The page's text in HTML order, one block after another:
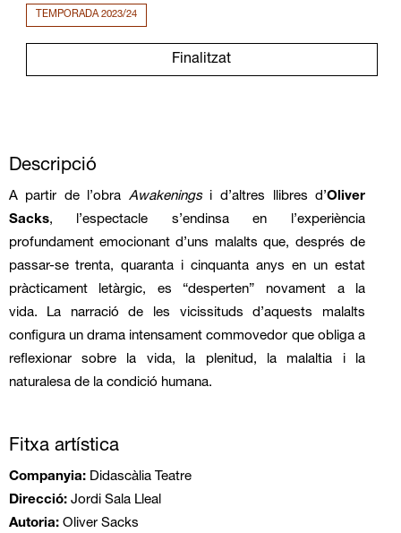
TEMPORADA 2023/24
Finalitzat
Descripció
A partir de l’obra Awakeningsi d’altres llibres d’Oliver
Sacks, l’espectacle s’endinsa en l’experiència
profundament emocionant d’uns malalts que, després de
passar-se trenta, quaranta i cinquanta anys en un estat
pràcticament letàrgic, es “desperten” novament a la
vida. La narració de les vicissituds d’aquests malalts
configura un drama intensament commovedor que obliga a
reflexionar sobre la vida, la plenitud, la malaltia i la
naturalesa de la condició humana.
Fitxa artística
Companyia: Didascàlia Teatre
Direcció: Jordi Sala Lleal
Autoria: Oliver Sacks